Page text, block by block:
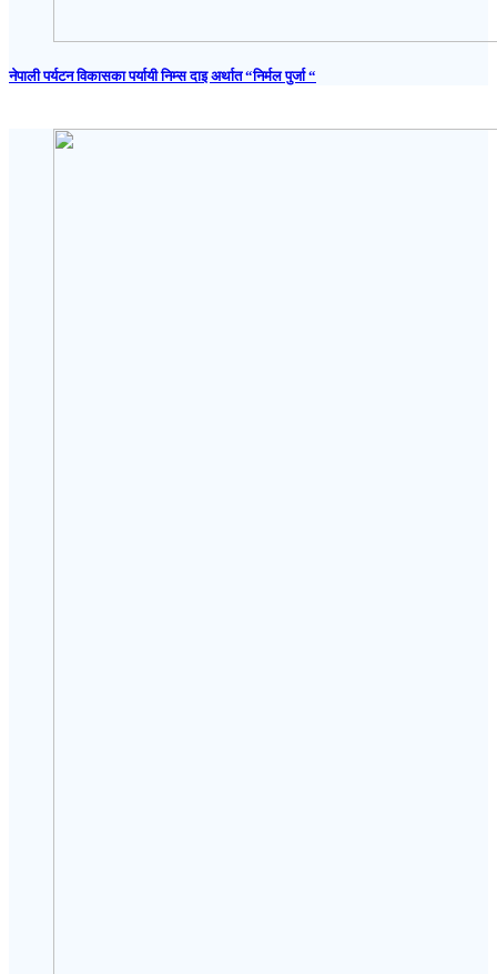
नेपाली पर्यटन विकासका पर्यायी निम्स दाइ अर्थात “निर्मल पुर्जा “